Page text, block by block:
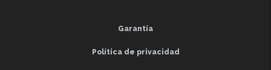
Garantía
Política de privacidad